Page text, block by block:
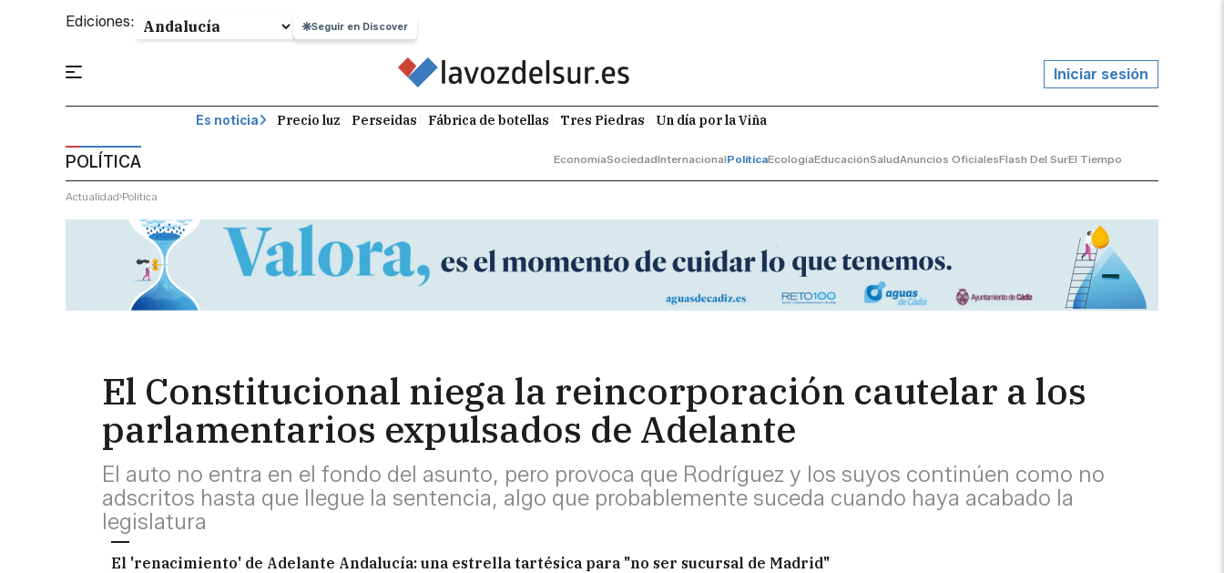
Ediciones: Seguir en Discover
Iniciar sesión
Es noticia Precio luz Perseidas Fábrica de botellas Tres Piedras Un día por la Viña
POLÍTICA EconomíaSociedadInternacionalPolíticaEcologíaEducaciónSaludAnuncios OficialesFlash Del SurEl Tiempo
Actualidad Política
El Constitucional niega la reincorporación cautelar a los
parlamentarios expulsados de Adelante
El auto no entra en el fondo del asunto, pero provoca que Rodríguez y los suyos continúen como no
adscritos hasta que llegue la sentencia, algo que probablemente suceda cuando haya acabado la
legislatura
El 'renacimiento' de Adelante Andalucía: una estrella tartésica para "no ser sucursal de Madrid"